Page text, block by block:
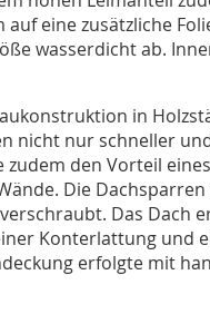
eine zusätzliche
wasserdicht ab.
in
nicht nur schneller
den Vorteil
Die
Das Dach
Konterlattung und
erfolgte mit